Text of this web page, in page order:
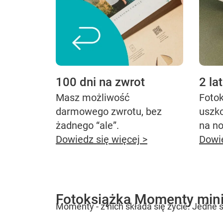
100 dni na zwrot
Masz możliwość
darmowego zwrotu, bez
żadnego “ale”.
Dowiedz się więcej >
2
na
Fotoksiążka Momenty
Momenty - z nich składa się życie.